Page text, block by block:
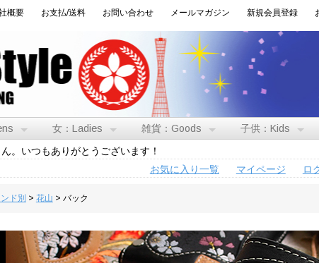
概要 お支払/送料 お問い合わせ メールマガジン 新規会員登録
女：Ladies 雑貨：Goods 子供：Kids
。いつもありがとうございます！
お気に入り一覧
マイページ ロ
ド別 > 花山 > バック